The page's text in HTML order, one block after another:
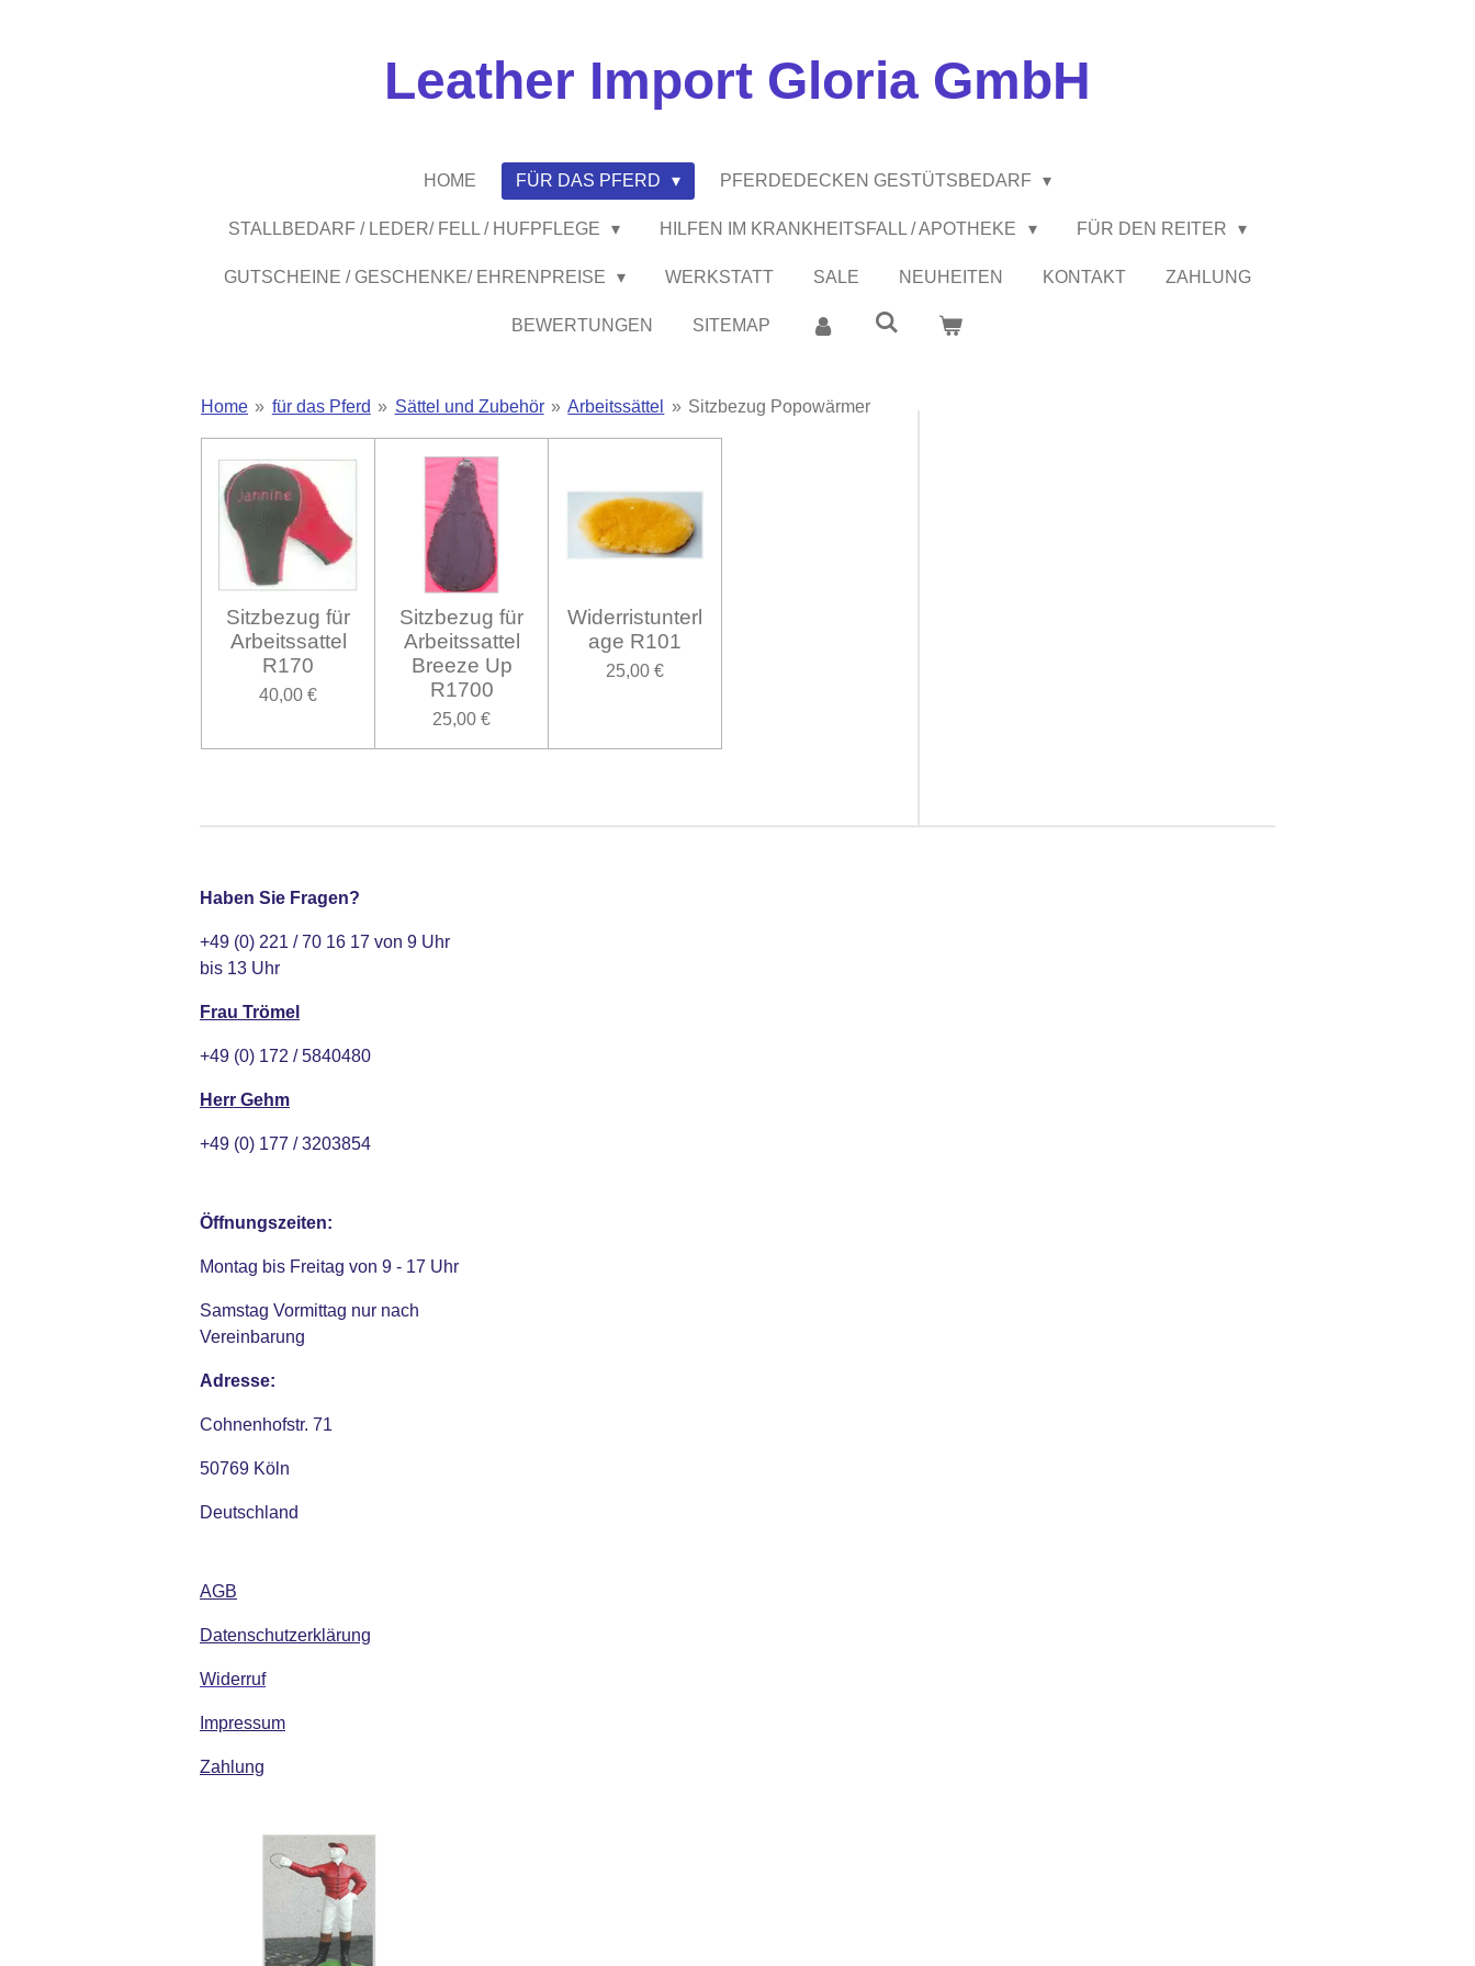
Leather Import Gloria GmbH
HOME FÜR DAS PFERD PFERDEDECKEN GESTÜTSBEDARF
STALLBEDARF / LEDER/ FELL / HUFPFLEGE HILFEN IM KRANKHEITSFALL / APOTHEKE FÜR DEN REITER
GUTSCHEINE / GESCHENKE/ EHRENPREISE WERKSTATT SALE NEUHEITEN KONTAKT ZAHLUNG
BEWERTUNGEN SITEMAP
Home » für das Pferd » Sättel und Zubehör » Arbeitssättel » Sitzbezug Popowärmer
Sitzbezug für
Arbeitssattel
R170
40,00 €
Sitzbezug für
Arbeitssattel
Breeze Up
R1700
25,00 €
Widerristunterl
age R101
25,00 €
Haben Sie Fragen?
+49 (0) 221 / 70 16 17 von 9 Uhr
bis 13 Uhr
Frau Trömel
+49 (0) 172 / 5840480
Herr Gehm
+49 (0) 177 / 3203854
Öffnungszeiten:
Montag bis Freitag von 9 - 17 Uhr
Samstag Vormittag nur nach
Vereinbarung
Adresse:
Cohnenhofstr. 71
50769 Köln
Deutschland
AGB
Datenschutzerklärung
Widerruf
Impressum
Zahlung